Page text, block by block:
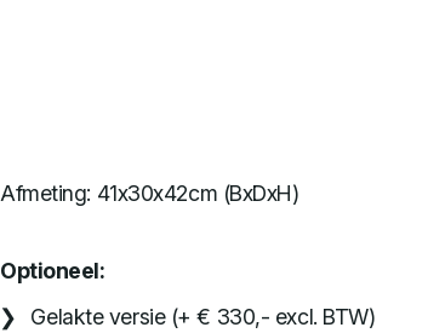
Afmeting: 41x30x42cm (BxDxH)
Optioneel:
Gelakte versie (+ € 330,- excl. BTW)